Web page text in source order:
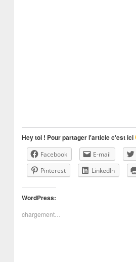
Hey toi ! Pour partager l'article c'est ici
Facebook E-mail
Pinterest
LinkedIn
WordPress:
chargement…